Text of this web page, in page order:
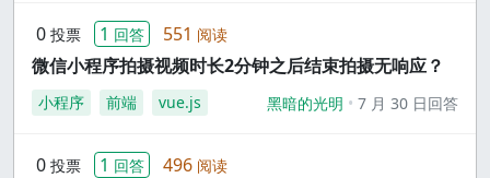
0 投票 1 回答 551 阅读
微信小程序拍摄视频时长2分钟之后结束拍摄无响应？
小程序 前端 vue.js 黑暗的光明 7 月 30 日回答
0 投票 1 回答 496 阅读